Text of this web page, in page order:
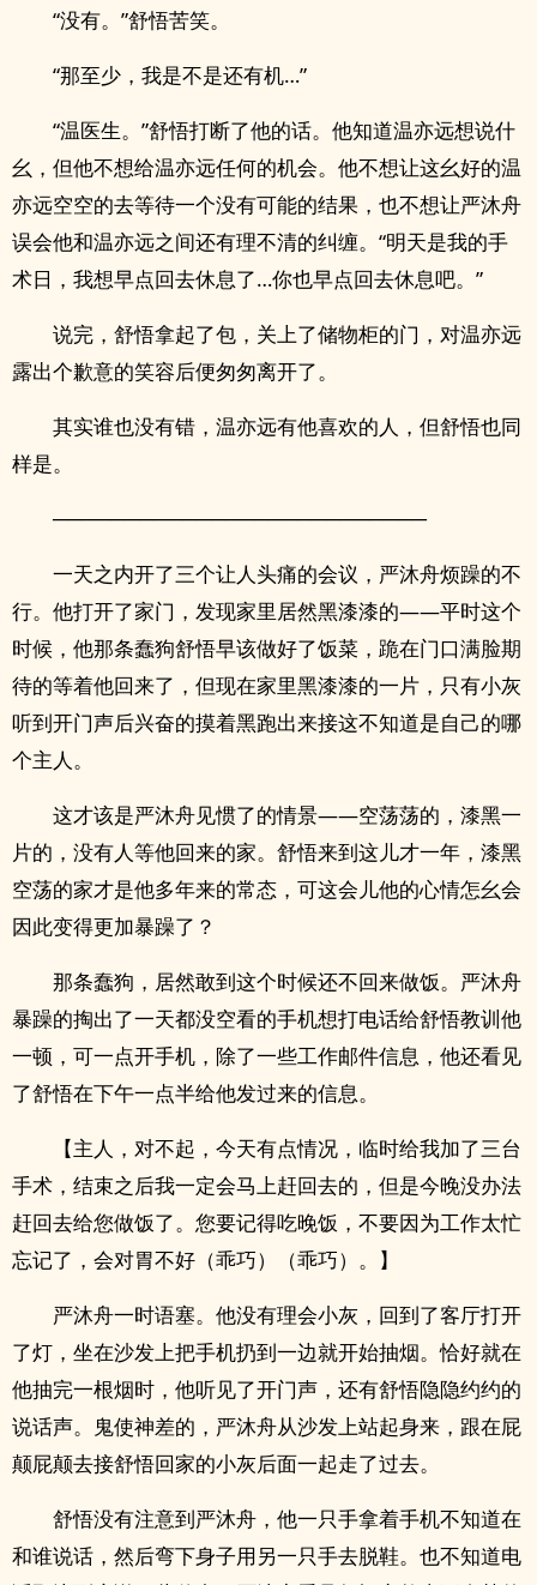
“没有。”舒悟苦笑。
“那至少，我是不是还有机…”
“温医生。”舒悟打断了他的话。他知道温亦远想说什
幺，但他不想给温亦远任何的机会。他不想让这幺好的温
亦远空空的去等待一个没有可能的结果，也不想让严沐舟
误会他和温亦远之间还有理不清的纠缠。“明天是我的手
术日，我想早点回去休息了…你也早点回去休息吧。”
说完，舒悟拿起了包，关上了储物柜的门，对温亦远
露出个歉意的笑容后便匆匆离开了。
其实谁也没有错，温亦远有他喜欢的人，但舒悟也同
样是。
──────────────────────────
一天之内开了三个让人头痛的会议，严沐舟烦躁的不
行。他打开了家门，发现家里居然黑漆漆的——平时这个
时候，他那条蠢狗舒悟早该做好了饭菜，跪在门口满脸期
待的等着他回来了，但现在家里黑漆漆的一片，只有小灰
听到开门声后兴奋的摸着黑跑出来接这不知道是自己的哪
个主人。
这才该是严沐舟见惯了的情景——空荡荡的，漆黑一
片的，没有人等他回来的家。舒悟来到这儿才一年，漆黑
空荡的家才是他多年来的常态，可这会儿他的心情怎幺会
因此变得更加暴躁了？
那条蠢狗，居然敢到这个时候还不回来做饭。严沐舟
暴躁的掏出了一天都没空看的手机想打电话给舒悟教训他
一顿，可一点开手机，除了一些工作邮件信息，他还看见
了舒悟在下午一点半给他发过来的信息。
【主人，对不起，今天有点情况，临时给我加了三台
手术，结束之后我一定会马上赶回去的，但是今晚没办法
赶回去给您做饭了。您要记得吃晚饭，不要因为工作太忙
忘记了，会对胃不好（乖巧）（乖巧）。】
严沐舟一时语塞。他没有理会小灰，回到了客厅打开
了灯，坐在沙发上把手机扔到一边就开始抽烟。恰好就在
他抽完一根烟时，他听见了开门声，还有舒悟隐隐约约的
说话声。鬼使神差的，严沐舟从沙发上站起身来，跟在屁
颠屁颠去接舒悟回家的小灰后面一起走了过去。
舒悟没有注意到严沐舟，他一只手拿着手机不知道在
和谁说话，然后弯下身子用另一只手去脱鞋。也不知道电